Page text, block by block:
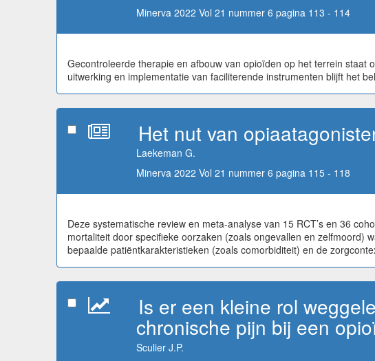
Minerva 2022 Vol 21 nummer 6 pagina 113 - 114
Gecontroleerde therapie en afbouw van opioïden op het terrein
uitwerking en implementatie van faciliterende instrumenten blijft het
Het nut van
Laekeman G.
Minerva 2022 Vol 21 nummer 6 pagina 115 - 118
Deze systematische review en meta-analyse van 15 RCT’s en 36
mortaliteit door specifieke oorzaken (zoals ongevallen en zelfmoord)
bepaalde patiëntkarakteristieken (zoals comorbiditeit) en de
Is er een kleine rol
chronische pijn bij een
Sculier J.P.